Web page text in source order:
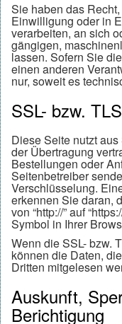
Sie haben das
Einwilligung oder in
verarbeiten, an sich
gängigen,
lassen. Sofern Sie
einen anderen
nur, soweit es
SSL- bzw.
Diese Seite nutzt
der Übertragung
Bestellungen oder
Seitenbetreiber
Verschlüsselung.
erkennen Sie daran,
von “http://” auf
Symbol in Ihrer
Wenn die SSL- bzw.
können die Daten,
Dritten mitgelesen
Auskunft,
Berichtigung